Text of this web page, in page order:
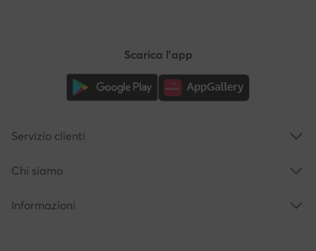
Scarica l'app
Servizio clienti
Chi siamo
Informazioni